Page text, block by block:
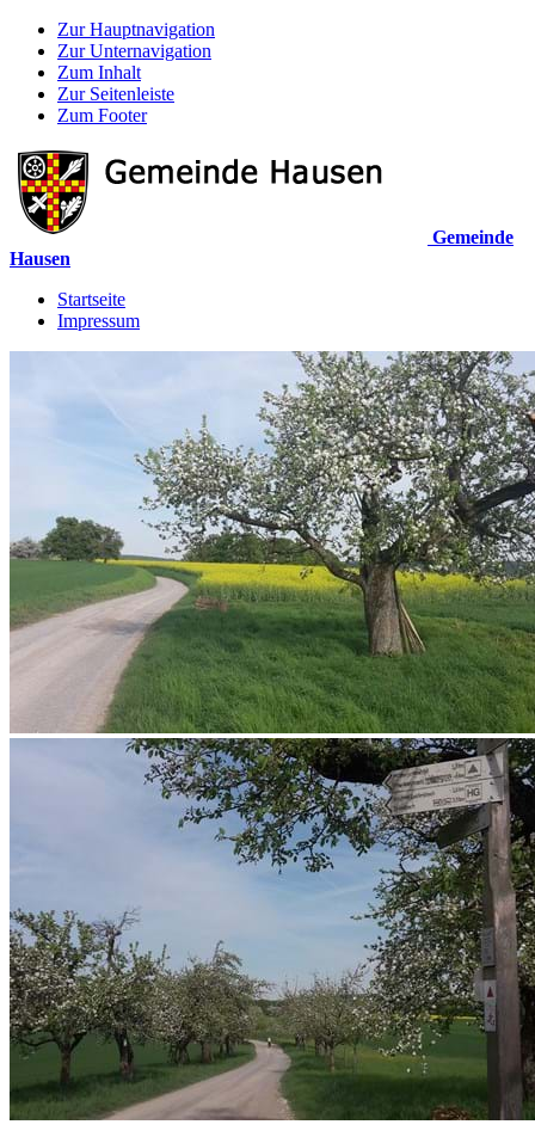
Zur Hauptnavigation
Zur Unternavigation
Zum Inhalt
Zur Seitenleiste
Zum Footer
Gemeinde
Hausen
Startseite
Impressum